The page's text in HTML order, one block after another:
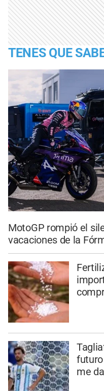
TENES QUE
MotoGP rompió el
vacaciones de la
futuro
me